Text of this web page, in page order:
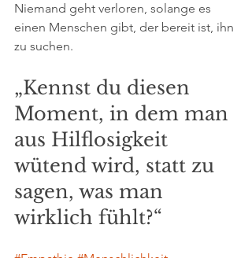
Niemand geht verloren, solange es
einen Menschen gibt, der bereit ist, ihn
zu suchen.
„Kennst du diesen
Moment, in dem man
aus Hilflosigkeit
wütend wird, statt zu
sagen, was man
wirklich fühlt?“